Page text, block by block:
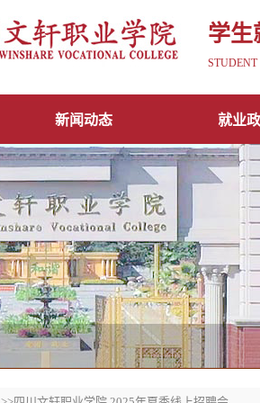
新闻动态 就业
学生
STUDENT